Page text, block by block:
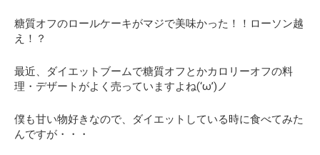
糖質オフのロールケーキがマジで美味かった！！ローソン越
え！？
最近、ダイエットブームで糖質オフとかカロリーオフの料
理・デザートがよく売っていますよね(‘ω’)ノ
僕も甘い物好きなので、ダイエットしている時に食べてみた
んですが・・・